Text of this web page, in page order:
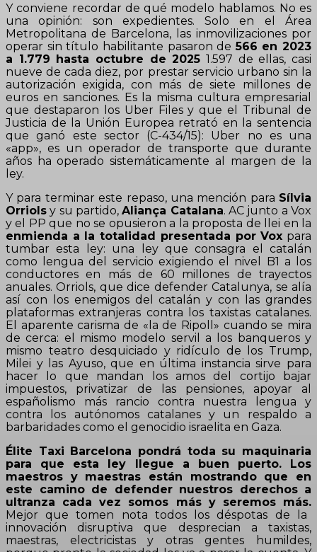
Y conviene recordar de qué modelo hablamos. No es
una opinión: son expedientes. Solo en el Área
Metropolitana de Barcelona, las inmovilizaciones por
operar sin título habilitante pasaron de566 en 2023
a 1.779 hasta octubre de 2025 1.597 de ellas, casi
nueve de cada diez, por prestar servicio urbano sin la
autorización exigida, con más de siete millones de
euros en sanciones. Es la misma cultura empresarial
que destaparon los Uber Files y que el Tribunal de
Justicia de la Unión Europea retrató en la sentencia
que ganó este sector (C-434/15): Uber no es una
«app», es un operador de transporte que durante
años ha operado sistemáticamente al margen de la
ley.
Y para terminar este repaso, una mención para Sílvia
Orriols y su partido,Aliança Catalana. AC junto a Vox
y el PP que no se opusieron a la proposta de llei en la
enmienda a la totalidad presentada por Vox para
tumbar esta ley: una ley que consagra el catalán
como lengua del servicio exigiendo el nivel B1 a los
conductores en más de 60 millones de trayectos
anuales. Orriols, que dice defender Catalunya, se alía
así con los enemigos del catalán y con las grandes
plataformas extranjeras contra los taxistas catalanes.
El aparente carisma de «la de Ripoll» cuando se mira
de cerca: el mismo modelo servil a los banqueros y
mismo teatro desquiciado y ridículo de los Trump,
Milei y las Ayuso, que en última instancia sirve para
hacer lo que mandan los amos del cortijo bajar
impuestos, privatizar de las pensiones, apoyar al
españolismo más rancio contra nuestra lengua y
contra los autónomos catalanes y un respaldo a
barbaridades como el genocidio israelita en Gaza.
Élite Taxi Barcelona pondrá toda su maquinaria
para que esta ley llegue a buen puerto. Los
maestros y maestras están mostrando que en
este camino de defender nuestros derechos a
ultranza cada vez somos más y seremos más.
Mejor que tomen nota todos los déspotas de la
innovación disruptiva que desprecian a taxistas,
maestras, electricistas y otras gentes humildes,